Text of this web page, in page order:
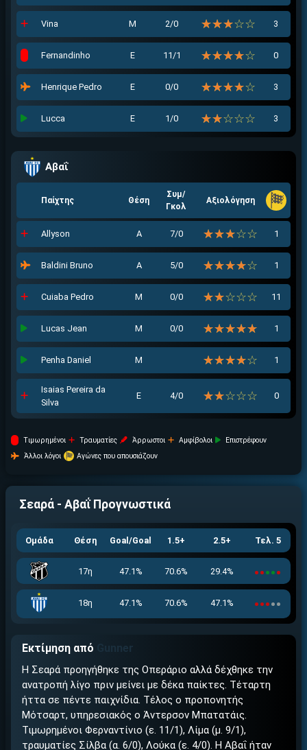
Vina Μ 2/0 ☆☆☆☆☆
★★★★★ 3
Fernandinho Ε 11/1 ☆☆☆☆☆
★★★★★ 0
Henrique Pedro Ε 0/0 ☆☆☆☆☆
★★★★★ 3
Lucca Ε 1/0 ☆☆☆☆☆
★★★★★ 3
Αβαΐ
Παίχτης Θέση
Συμ/
Γκολ
Αξιολόγηση
Allyson Α 7/0 ☆☆☆☆☆
★★★★★ 1
Baldini Bruno Α 5/0 ☆☆☆☆☆
★★★★★ 1
Cuiaba Pedro Μ 0/0 ☆☆☆☆☆
★★★★★ 11
Lucas Jean Μ 0/0 ☆☆☆☆☆
★★★★★ 1
Penha Daniel Μ ☆☆☆☆☆
★★★★★ 1
Isaias Pereira da
Silva
Ε 4/0 ☆☆☆☆☆
★★★★★ 0
Tιμωρημένοι Τραυματίες Άρρωστοι Αμφίβολοι
Επιστρέφουν
Άλλοι λόγοι
Αγώνες που απουσιάζουν
Σεαρά - Αβαΐ Προγνωστικά
Ομάδα Θέση Goal/Goal 1.5+ 2.5+ Τελ. 5
17η 47.1% 70.6% 29.4%
18η 47.1% 70.6% 47.1%
Εκτίμηση από Gunner
Η Σεαρά προηγήθηκε της Οπεράριο αλλά δέχθηκε την
ανατροπή λίγο πριν μείνει με δέκα παίκτες. Τέταρτη
ήττα σε πέντε παιχνίδια. Τέλος ο προπονητής
Μότσαρτ, υπηρεσιακός ο Άντερσον Μπατατάις.
Τιμωρημένοι Φερναντίνιο (ε. 11/1), Λίμα (μ. 9/1),
τραυματίες Σίλβα (α. 6/0), Λούκα (ε. 4/0). Η Αβαΐ ήταν